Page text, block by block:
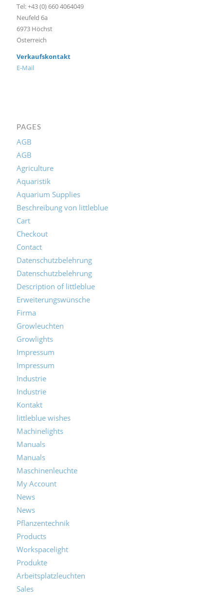
Tel: +43 (0) 660 4064049
Neufeld 6a
6973 Höchst
Österreich
Verkaufskontakt
E-Mail
PAGES
AGB
AGB
Agriculture
Aquaristik
Aquarium Supplies
Beschreibung von littleblue
Cart
Checkout
Contact
Datenschutzbelehrung
Datenschutzbelehrung
Description of littleblue
Erweiterungswünsche
Firma
Growleuchten
Growlights
Impressum
Impressum
Industrie
Industrie
Kontakt
littleblue wishes
Machinelights
Manuals
Manuals
Maschinenleuchte
My Account
News
News
Pflanzentechnik
Products
Workspacelight
Produkte
Arbeitsplatzleuchten
Sales